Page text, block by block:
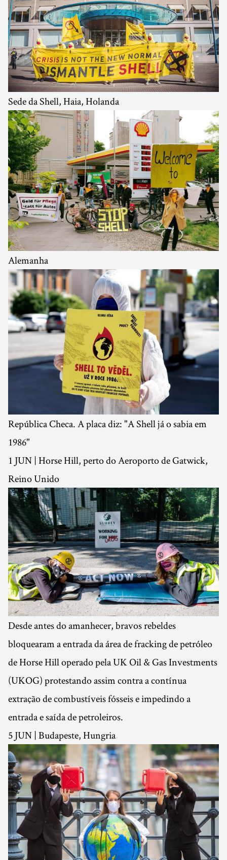
Sede da Shell, Haia, Holanda
Alemanha
República Checa. A placa diz: "A Shell já o sabia em
1986"
1 JUN | Horse Hill, perto do Aeroporto de Gatwick,
Reino Unido
Desde antes do amanhecer, bravos rebeldes
bloquearam a entrada da área de fracking de petróleo
de Horse Hill operado pela UK Oil & Gas Investments
(UKOG) protestando assim contra a contínua
extração de combustíveis fósseis e impedindo a
entrada e saída de petroleiros.
5 JUN | Budapeste, Hungria